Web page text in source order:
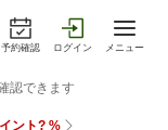
予約確認 ログイン メニュー